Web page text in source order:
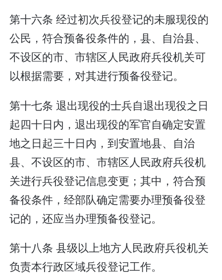
第十六条 经过初次兵役登记的未服现役的
公民，符合预备役条件的，县、自治县、
不设区的市、市辖区人民政府兵役机关可
以根据需要，对其进行预备役登记。
第十七条 退出现役的士兵自退出现役之日
起四十日内，退出现役的军官自确定安置
地之日起三十日内，到安置地县、自治
县、不设区的市、市辖区人民政府兵役机
关进行兵役登记信息变更；其中，符合预
备役条件，经部队确定需要办理预备役登
记的，还应当办理预备役登记。
第十八条 县级以上地方人民政府兵役机关
负责本行政区域兵役登记工作。